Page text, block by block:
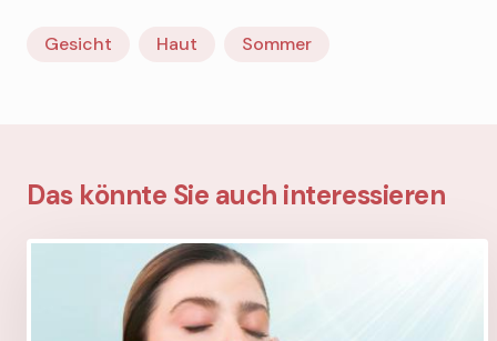
Gesicht Haut Sommer
Das könnte Sie auch interessieren